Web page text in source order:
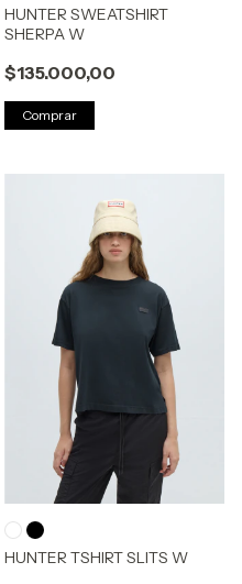
HUNTER SWEATSHIRT
SHERPA W
$135.000,00
Comprar
HUNTER TSHIRT SLITS W